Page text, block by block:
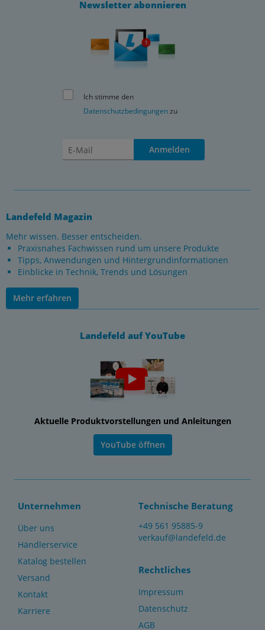
Newsletter abonnieren
Ich stimme den
Datenschutzbedingungenzu
Anmelden
Landefeld Magazin
Mehr wissen. Besser entscheiden.
Praxisnahes Fachwissen rund um unsere Produkte
Tipps, Anwendungen und Hintergrundinformationen
Einblicke in Technik, Trends und Lösungen
Mehr erfahren
Landefeld auf YouTube
Aktuelle Produktvorstellungen und Anleitungen
YouTube öffnen
Unternehmen
Über uns
Händlerservice
Katalog bestellen
Versand
Kontakt
Karriere
Technische Beratung
+49 561 95885-9
verkauf@landefeld.de
Rechtliches
Impressum
Datenschutz
AGB